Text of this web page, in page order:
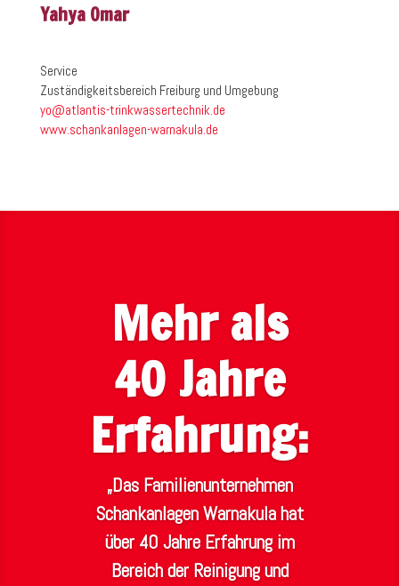
Yahya Omar
Service
Zuständigkeitsbereich Freiburg und Umgebung
yo@atlantis-trinkwassertechnik.de
www.schankanlagen-warnakula.de
Mehr als
40 Jahre
Erfahrung:
„Das Familienunternehmen
Schankanlagen Warnakula hat
über 40 Jahre Erfahrung im
Bereich der Reinigung und